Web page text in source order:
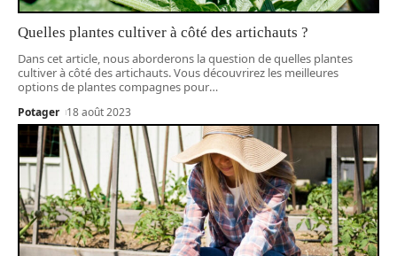
Quelles plantes cultiver à côté des artichauts ?
Dans cet article, nous aborderons la question de quelles plantes
cultiver à côté des artichauts. Vous découvrirez les meilleures
options de plantes compagnes pour…
Potager 18 août 2023